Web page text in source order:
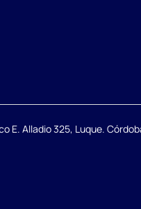
E. Alladio 325, Luque.